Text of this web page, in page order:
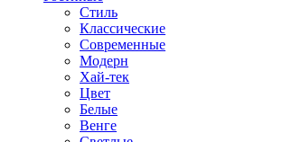
Стиль
Классические
Современные
Модерн
Хай-тек
Цвет
Белые
Венге